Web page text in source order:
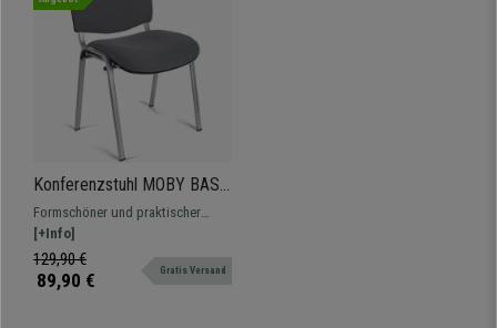
Konferenzstuhl MOBY BASE
STOFF mit grauen
Stuhlbeinen, bequem und
praktisch, stapelbar, Farbe
Grau
Formschöner und praktischer
Konferenzstuhl MOBY BASE
STOFF im klassischen Stil.
[+Info]
129,90 €
89,90 € Gratis Versand